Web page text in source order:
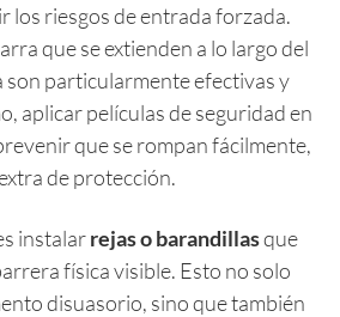
los riesgos de entrada forzada.
que se extienden a lo largo del
son particularmente efectivas y
aplicar películas de seguridad en
que se rompan fácilmente,
de protección.
instalarrejas o barandillasque
física visible. Esto no solo
disuasorio, sino que también